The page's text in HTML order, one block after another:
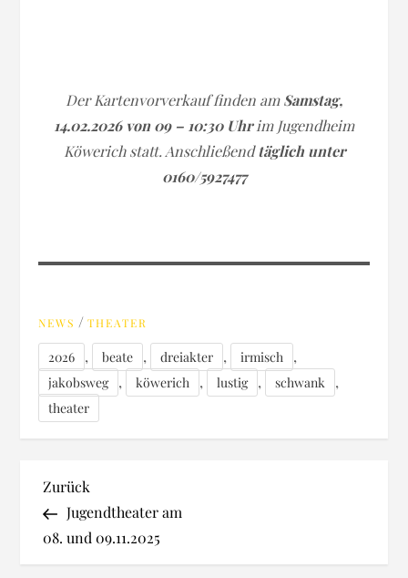
Der Kartenvorverkauf finden amSamstag,
14.02.2026 von 09 – 10:30 Uhrim Jugendheim
Köwerich statt. Anschließendtäglich unter
0160/5927477
NEWS /THEATER
2026 , beate , dreiakter , irmisch ,
jakobsweg , köwerich , lustig , schwank ,
theater
B
e
Vorheriger
Beitrag
Zurück
Jugendtheater am
08. und 09.11.2025